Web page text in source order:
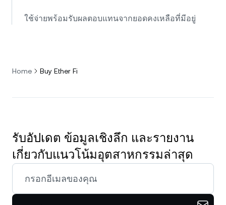
ใช้จ่ายพร้อมรับผลตอบแทนจากยอดคงเหลือที่มีอยู่
Home Buy Ether Fi
รับอัปเดต ข้อมูลเชิงลึก และรายงาน
เกี่ยวกับแนวโน้มอุตสาหกรรมล่าสุด